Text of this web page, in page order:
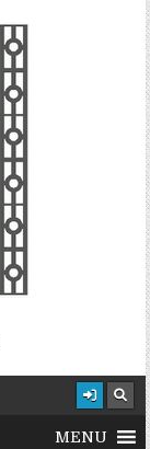
MENU